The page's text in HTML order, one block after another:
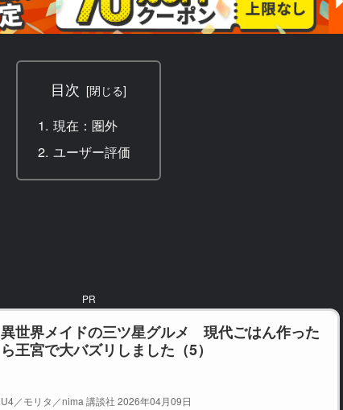
目次
現在：圏外
ユーザー評価
PR
異世界メイドの三ツ星グルメ 現代ごはん作った
ら王宮で大バズリしました（5）
U4／モリタ／nima 講談社 2026年04月09日